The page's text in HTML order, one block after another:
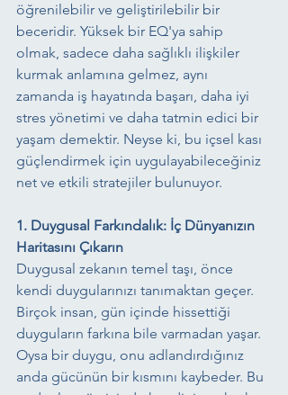
öğrenilebilir ve geliştirilebilir bir
beceridir. Yüksek bir EQ'ya sahip
olmak, sadece daha sağlıklı ilişkiler
kurmak anlamına gelmez, aynı
zamanda iş hayatında başarı, daha iyi
stres yönetimi ve daha tatmin edici bir
yaşam demektir. Neyse ki, bu içsel kası
güçlendirmek için uygulayabileceğiniz
net ve etkili stratejiler bulunuyor.
1. Duygusal Farkındalık: İç Dünyanızın
Haritasını Çıkarın
Duygusal zekanın temel taşı, önce
kendi duygularınızı tanımaktan geçer.
Birçok insan, gün içinde hissettiği
duyguların farkına bile varmadan yaşar.
Oysa bir duygu, onu adlandırdığınız
anda gücünün bir kısmını kaybeder. Bu